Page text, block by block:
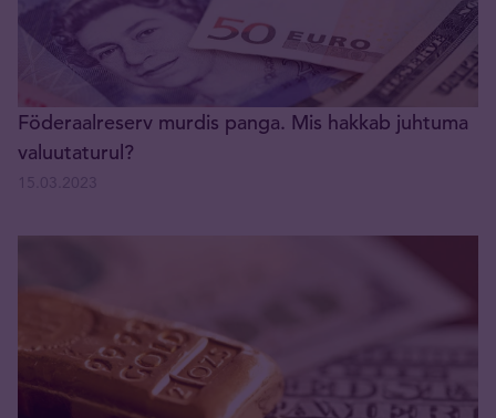
Föderaalreserv murdis panga. Mis hakkab juhtuma
valuutaturul?